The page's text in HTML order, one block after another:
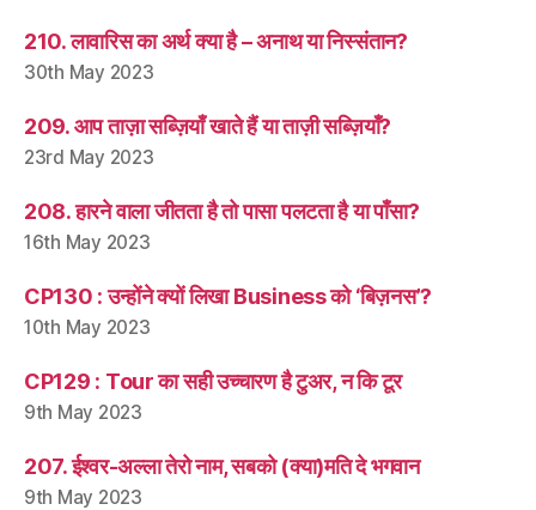
210. लावारिस का अर्थ क्या है – अनाथ या निस्संतान?
30th May 2023
209. आप ताज़ा सब्ज़ियाँ खाते हैं या ताज़ी सब्ज़ियाँ?
23rd May 2023
208. हारने वाला जीतता है तो पासा पलटता है या पाँसा?
16th May 2023
CP130 : उन्होंने क्यों लिखा Business को ‘बिज़नस’?
10th May 2023
CP129 : Tour का सही उच्चारण है टुअर, न कि टूर
9th May 2023
207. ईश्वर-अल्ला तेरो नाम, सबको (क्या)मति दे भगवान
9th May 2023